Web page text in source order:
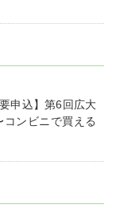
申込】第6回広大
ンビニで買える